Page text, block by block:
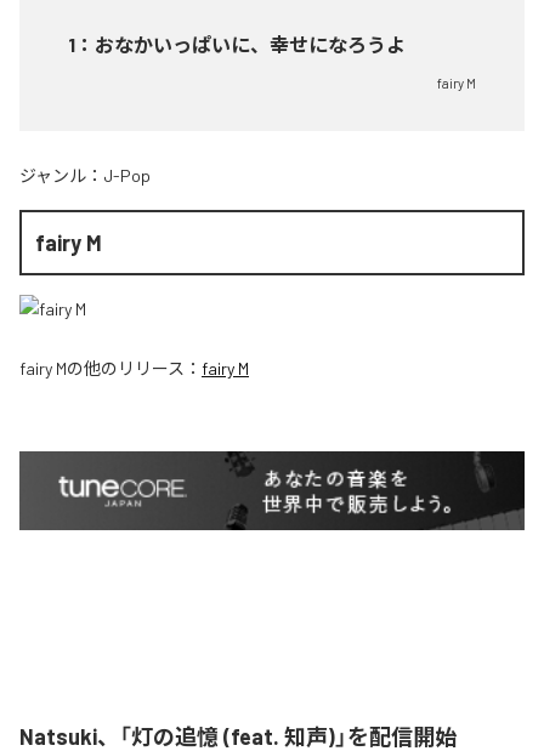
1 ： おなかいっぱいに、幸せになろうよ
fairy M
ジャンル： J-Pop
fairy M
fairy Mの他のリリース： fairy M
Natsuki、「灯の追憶 (feat. 知声)」を配信開始